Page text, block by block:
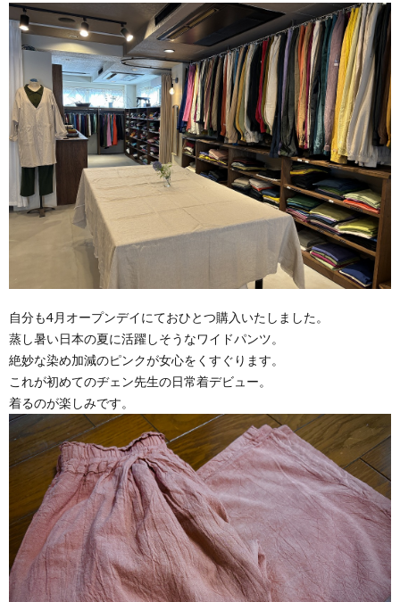
自分も4月オープンデイにておひとつ購入いたしました。
蒸し暑い日本の夏に活躍しそうなワイドパンツ。
絶妙な染め加減のピンクが女心をくすぐります。
これが初めてのヂェン先生の日常着デビュー。
着るのが楽しみです。